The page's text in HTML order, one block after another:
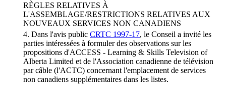
RÈGLES RELATIVES À
L'ASSEMBLAGE/RESTRICTIONS RELATIVES AUX
NOUVEAUX SERVICES NON CANADIENS
4. Dans l'avis public CRTC 1997-17, le Conseil a invité les
parties intéressées à formuler des observations sur les
propositions d'ACCESS - Learning & Skills Television of
Alberta Limited et de l'Association canadienne de télévision
par câble (l'ACTC) concernant l'emplacement de services
non canadiens supplémentaires dans les listes.